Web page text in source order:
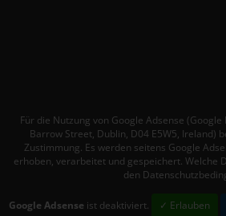
Für die Nutzung von Google Adsense
Barrow Street, Dublin, D04 E5W5, Ireland)
Zustimmung. Es werden seitens Google
erhoben, verarbeitet und gespeichert. Welche
den
Google Adsense ist deaktiviert. ✓ Erlauben
Zahlreiche Internetseiten und Server
Cookies enthalten eine sogenannte
ist eine eindeutige Kennung des
Zeichenfolge, durch welche
konkreten Internetbrowser zugeordnet